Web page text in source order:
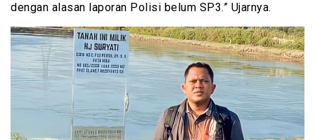
dengan alasan laporan Polisi belum SP3.” Ujarnya.